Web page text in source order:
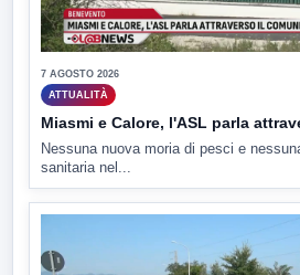
7 AGOSTO 2026
ATTUALITÀ
Miasmi e Calore, l'ASL parla
Nessuna nuova moria di pesci e
sanitaria nel...